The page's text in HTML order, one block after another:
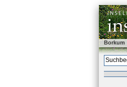
Borkum